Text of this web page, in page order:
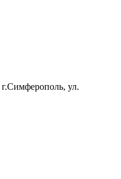
г.Симферополь, ул.